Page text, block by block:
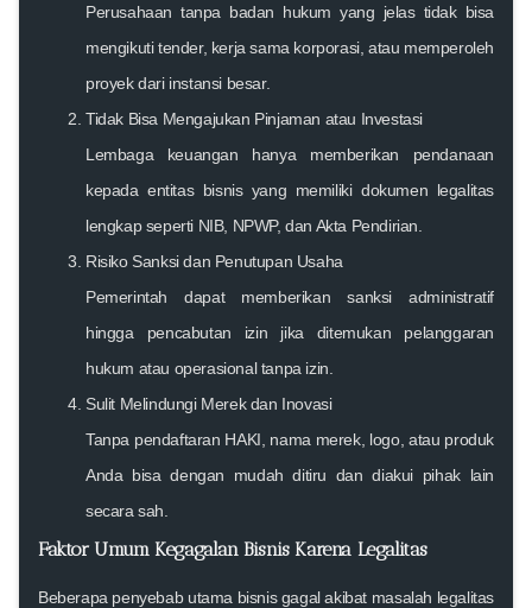
Perusahaan tanpa badan hukum yang jelas tidak bisa
mengikuti tender, kerja sama korporasi, atau memperoleh
proyek dari instansi besar.
Tidak Bisa Mengajukan Pinjaman atau Investasi
Lembaga keuangan hanya memberikan pendanaan
kepada entitas bisnis yang memiliki dokumen legalitas
lengkap seperti NIB, NPWP, dan Akta Pendirian.
Risiko Sanksi dan Penutupan Usaha
Pemerintah dapat memberikan sanksi administratif
hingga pencabutan izin jika ditemukan pelanggaran
hukum atau operasional tanpa izin.
Sulit Melindungi Merek dan Inovasi
Tanpa pendaftaran HAKI, nama merek, logo, atau produk
Anda bisa dengan mudah ditiru dan diakui pihak lain
secara sah.
Faktor Umum Kegagalan Bisnis Karena Legalitas
Beberapa penyebab utama bisnis gagal akibat masalah legalitas